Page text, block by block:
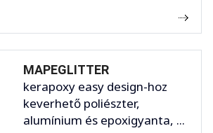
MAPEGLITTER
kerapoxy easy design-hoz
keverhető poliészter,
alumínium és epoxigyanta, ...